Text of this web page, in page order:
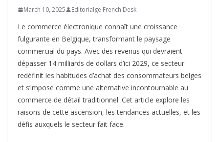
March 10, 2025 Editorialge French Desk
Le commerce électronique connaît une croissance
fulgurante en Belgique, transformant le paysage
commercial du pays. Avec des revenus qui devraient
dépasser 14 milliards de dollars d’ici 2029, ce secteur
redéfinit les habitudes d’achat des consommateurs belges
et s’impose comme une alternative incontournable au
commerce de détail traditionnel. Cet article explore les
raisons de cette ascension, les tendances actuelles, et les
défis auxquels le secteur fait face.